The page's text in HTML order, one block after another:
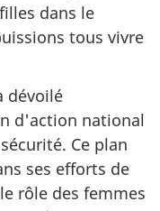
dans le
tous vivre
dévoilé
d'action national
Ce plan
ses efforts de
rôle des femmes